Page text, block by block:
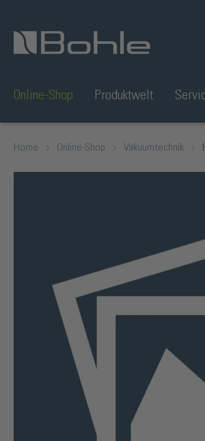
Online-Shop Produktwelt
Home Online-Shop Vakuumtechnik